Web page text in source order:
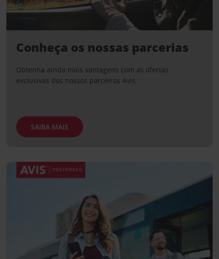
Conheça os nossas parcerias
Obtenha ainda mais vantagens com as ofertas
exclusivas dos nossos parceiros Avis.
SAIBA MAIS